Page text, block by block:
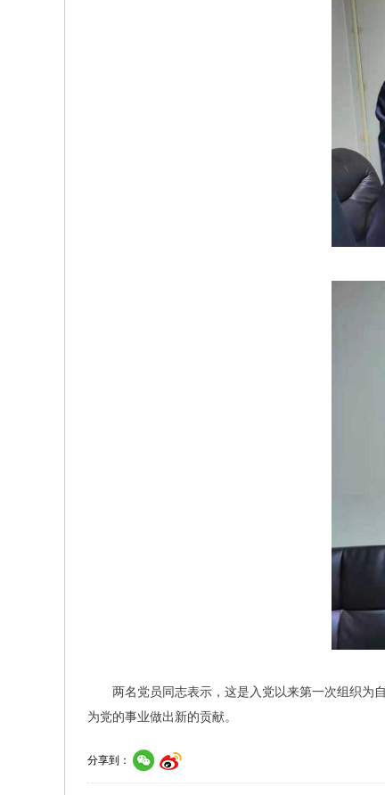
两名党员同志表示，这是入党以来第一次组织为
为党的事业做出新的贡献。
分享到：